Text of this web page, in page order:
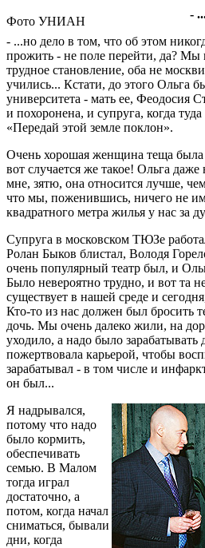
Фото УНИАН
-
- ...но дело в том, что об этом
прожить - не поле перейти, да? Мы
трудное становление, оба не
учились... Кстати, до этого Ольга
университета - мать ее, Феодосия
и похоронена, и супруга, когда
«Передай этой земле поклон».
Очень хорошая женщина теща была
вот случается же такое! Ольга
мне, зятю, она относится лучше,
что мы, поженившись, ничего не
квадратного метра жилья у нас за
Супруга в московском ТЮЗе
Ролан Быков блистал, Володя
очень популярный театр был, и
Было невероятно трудно, и вот та
существует в нашей среде и
Кто-то из нас должен был бросить
дочь. Мы очень далеко жили, на
уходило, а надо было зарабатывать
пожертвовала карьерой, чтобы
зарабатывал - в том числе и
он был...
Я надрывался,
потому что надо
было кормить,
обеспечивать
семью. В Малом
тогда играл
достаточно, а
потом, когда начал
сниматься, бывали
дни, когда